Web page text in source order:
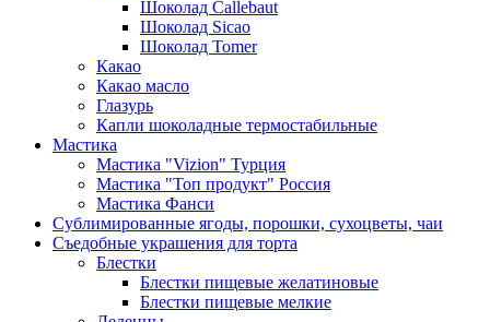
Шоколад Callebaut
Шоколад Sicao
Шоколад Tomer
Какао
Какао масло
Глазурь
Капли шоколадные термостабильные
Мастика
Мастика "Vizion" Турция
Мастика "Топ продукт" Россия
Мастика Фанси
Сублимированные ягоды, порошки, сухоцветы, чаи
Съедобные украшения для торта
Блестки
Блестки пищевые желатиновые
Блестки пищевые мелкие